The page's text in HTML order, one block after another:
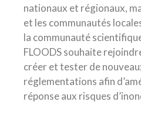
nationaux et régionaux,
et les communautés
la communauté
FLOODS souhaite
créer et tester de
réglementations afin
réponse aux risques